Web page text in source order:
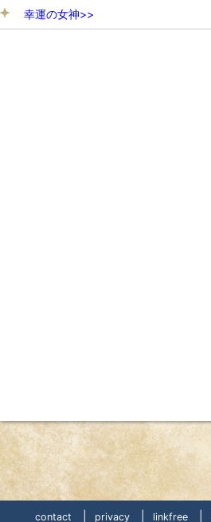
幸運の女神>>
contact privacy| linkfree|